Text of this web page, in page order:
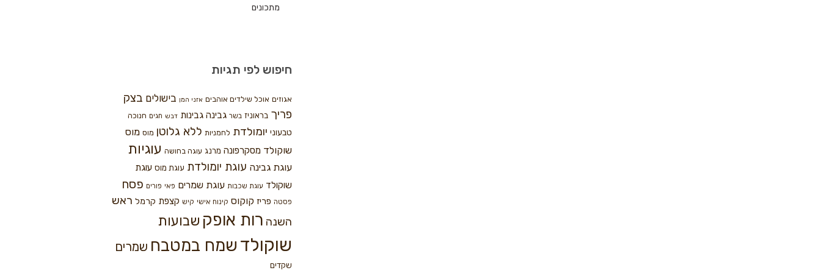
מתכונים
חיפוש לפי תגיות
אגוזים אוכל שילדים אוהבים אזני המן בישולים בצק
פריך בראוניז בשר גבינה גבינות דבש חגים חנוכה
טבעוני יומולדת לחמניות ללא גלוטן מוס מוס
שוקולד מסקרפונה מרנג עוגה בחושה עוגיות
עוגת גבינה עוגת יומולדת עוגת מוס עוגת
שוקולד עוגת שכבות עוגת שמרים פאי פורים פסח
פסטה פריז קוקוס קינוח אישי קיש קצפת קרמל ראש
השנה רות אופק שבועות
שוקולד שמח במטבח שמרים
שקדים